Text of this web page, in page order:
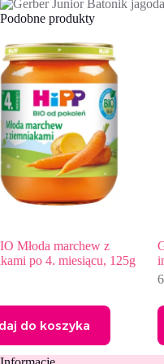
Podobne produkty
Gerber Warzywa z delikatnym
indykiem po 5. miesiącu 125 g
Dodaj do koszyka